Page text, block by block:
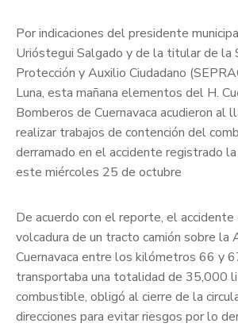
Por indicaciones del presidente
Urióstegui Salgado y de la titular de la
Protección y Auxilio Ciudadano
Luna, esta mañana elementos del H.
Bomberos de Cuernavaca acudieron al
realizar trabajos de contención del
derramado en el accidente registrado
este miércoles 25 de octubre
De acuerdo con el reporte, el
volcadura de un tracto camión sobre la
Cuernavaca entre los kilómetros 66 y
transportaba una totalidad de 35,000
combustible, obligó al cierre de la
direcciones para evitar riesgos por lo